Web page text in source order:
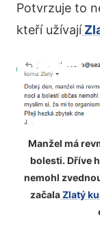
Potvrzuje to
kteří užívají
Manžel má
bolesti. Dříve
nemohl
začalaZlatý